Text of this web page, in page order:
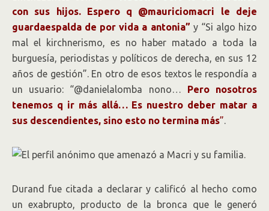
con sus hijos. Espero q @mauriciomacri le deje
guardaespalda de por vida a antonia” y “Si algo hizo
mal el kirchnerismo, es no haber matado a toda la
burguesía, periodistas y políticos de derecha, en sus 12
años de gestión”. En otro de esos textos le respondía a
un usuario: “@danielalomba nono… Pero nosotros
tenemos q ir más allá… Es nuestro deber matar a
sus descendientes, sino esto no termina más”.
Durand fue citada a declarar y calificó al hecho como
un exabrupto, producto de la bronca que le generó